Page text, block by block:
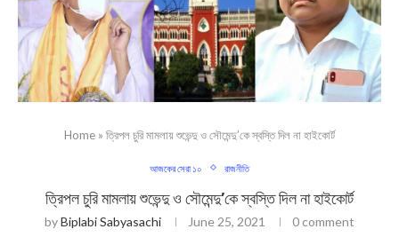
Home » ত্রিপল চুরি মামলায় শুভেন্দু ও সৌমেন্দু’কে স্বস্তি দিল না হাইকোর্ট
আজকের সেরা ১০ রাজনীতি
ত্রিপল চুরি মামলায় শুভেন্দু ও সৌমেন্দু’কে স্বস্তি দিল না হাইকোর্ট
byBiplabi Sabyasachi June 25, 2021 0 comment